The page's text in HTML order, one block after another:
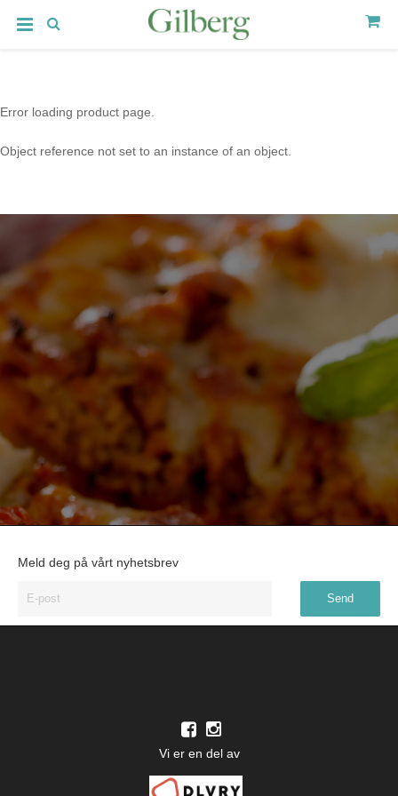
Error loading product page.
Object reference not set to an instance of an object.
Meld deg på vårt nyhetsbrev
Vi er en del av